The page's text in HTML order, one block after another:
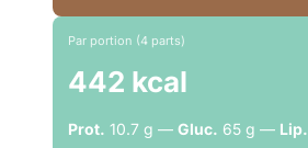
Par portion (4 parts)
442 kcal
Prot. 10.7 g — Gluc. 65 g — Lip.